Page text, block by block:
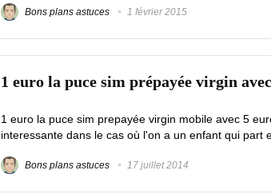
Bons plans astuces 1 février 2015
1 euro la puce sim prépayée virgin
1 euro la puce sim prepayée virgin mobile avec 5
interessante dans le cas où l'on a un enfant qui part
Bons plans astuces 17 juillet 2014